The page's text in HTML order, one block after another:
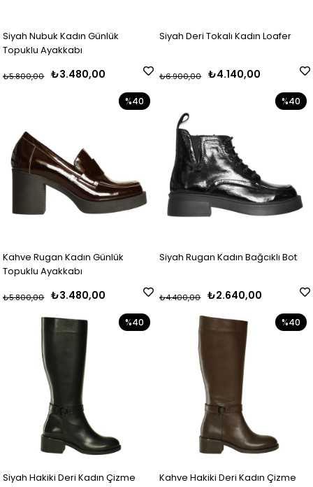
Siyah Nubuk Kadın Günlük
Topuklu Ayakkabı
₺3.480,00
₺5.800,00
Siyah Deri Tokalı Kadın Loafer
₺4.140,00
₺6.900,00
Kahve Rugan Kadın Günlük
Topuklu Ayakkabı
₺3.480,00
₺5.800,00
%40
Siyah Rugan Kadın Bağcıklı Bot
₺2.640,00
₺4.400,00
%40
Siyah Hakiki Deri Kadın Çizme
%40
Kahve Hakiki Deri Kadın Çizme
%40